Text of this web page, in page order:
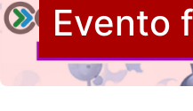
Evento